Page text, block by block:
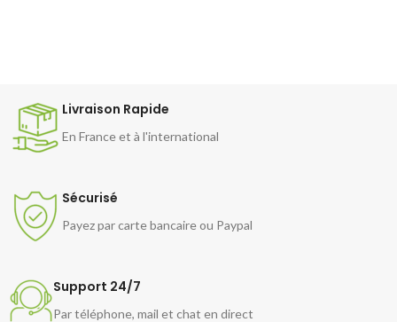
Livraison Rapide
En France et à l'international
Sécurisé
Payez par carte bancaire ou Paypal
Support 24/7
Par téléphone, mail et chat en direct